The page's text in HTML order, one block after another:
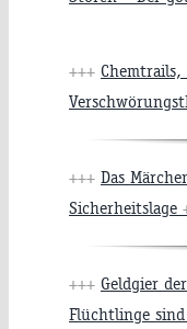
+++
+++ Das
Sicherheitslage
+++ Geldgier
Flüchtlinge